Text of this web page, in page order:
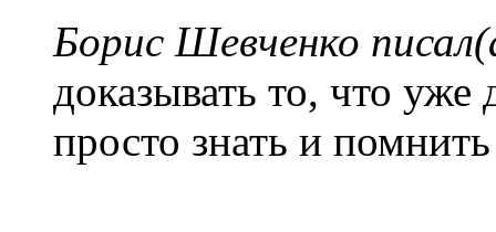
Борис Шевченко
доказывать то, что
просто знать и помнить